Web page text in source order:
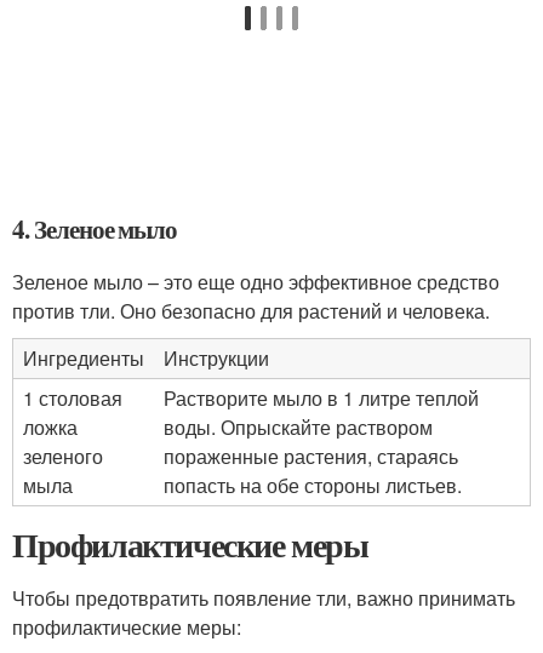
4. Зеленое мыло
Зеленое мыло – это еще одно эффективное средство
против тли. Оно безопасно для растений и человека.
Ингредиенты
Инструкции
1 столовая
ложка
зеленого
мыла
Растворите мыло в 1 литре теплой
воды. Опрыскайте раствором
пораженные растения, стараясь
попасть на обе стороны листьев.
Профилактические меры
Чтобы предотвратить появление тли, важно принимать
профилактические меры: